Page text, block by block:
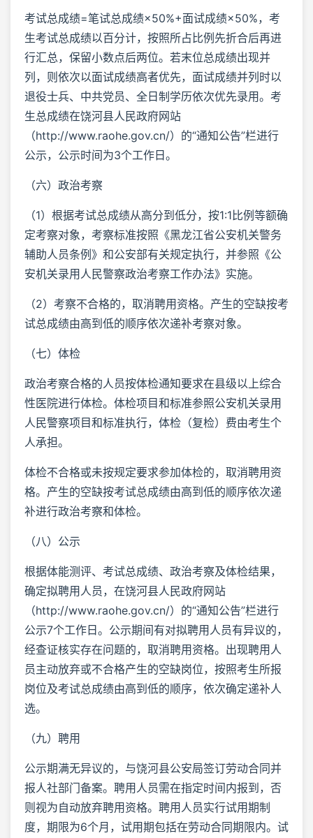
考试总成绩=笔试总成绩×50%+面试成绩×50%，考
生考试总成绩以百分计，按照所占比例先折合后再进
行汇总，保留小数点后两位。若末位总成绩出现并
列，则依次以面试成绩高者优先，面试成绩并列时以
退役士兵、中共党员、全日制学历依次优先录用。考
生总成绩在饶河县人民政府网站
（http://www.raohe.gov.cn/）的“通知公告”栏进行
公示，公示时间为3个工作日。
（六）政治考察
（1）根据考试总成绩从高分到低分，按1:1比例等额确
定考察对象，考察标准按照《黑龙江省公安机关警务
辅助人员条例》和公安部有关规定执行，并参照《公
安机关录用人民警察政治考察工作办法》实施。
（2）考察不合格的，取消聘用资格。产生的空缺按考
试总成绩由高到低的顺序依次递补考察对象。
（七）体检
政治考察合格的人员按体检通知要求在县级以上综合
性医院进行体检。体检项目和标准参照公安机关录用
人民警察项目和标准执行，体检（复检）费由考生个
人承担。
体检不合格或未按规定要求参加体检的，取消聘用资
格。产生的空缺按考试总成绩由高到低的顺序依次递
补进行政治考察和体检。
（八）公示
根据体能测评、考试总成绩、政治考察及体检结果，
确定拟聘用人员，在饶河县人民政府网站
（http://www.raohe.gov.cn/）的“通知公告”栏进行
公示7个工作日。公示期间有对拟聘用人员有异议的，
经查证核实存在问题的，取消聘用资格。出现聘用人
员主动放弃或不合格产生的空缺岗位，按照考生所报
岗位及考试总成绩由高到低的顺序，依次确定递补人
选。
（九）聘用
公示期满无异议的，与饶河县公安局签订劳动合同并
报人社部门备案。聘用人员需在指定时间内报到，否
则视为自动放弃聘用资格。聘用人员实行试用期制
度，期限为6个月，试用期包括在劳动合同期限内。试